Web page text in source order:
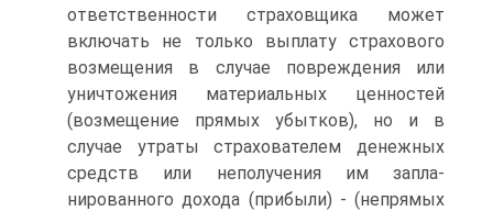
ответственности страховщика может
включать не только выплату страхового
возмещения в случае повреждения или
уничтожения ма­териальных ценностей
(возмещение прямых убытков), но и в
случае утраты страхователем денежных
средств или неполучения им запла­
нированного дохода (прибыли) - (непрямых